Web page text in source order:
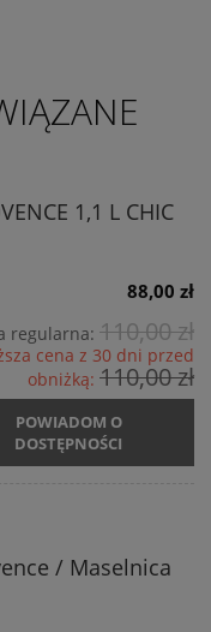
1,1 L CHIC
88,00 zł
regularna: 110,00 zł
cena z 30 dni przed
obniżką: 110,00 zł
POWIADOM O
DOSTĘPNOŚCI
/ Maselnica